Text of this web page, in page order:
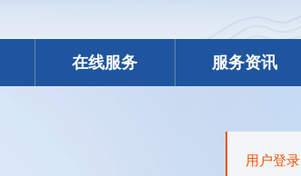
在线服务 服务资讯
用户登录